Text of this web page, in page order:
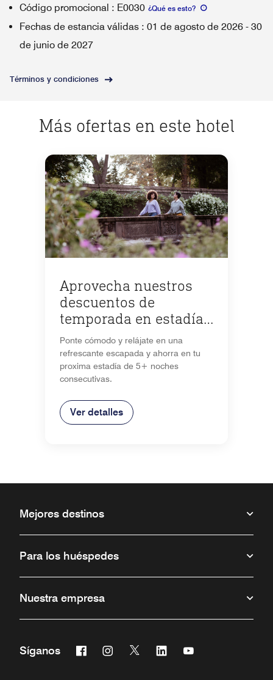
Código promocional : E0030 ¿Qué es esto?
Fechas de estancia válidas : 01 de agosto de 2026 - 30
de junio de 2027
Términos y condiciones
Más ofertas en este hotel
Aprovecha nuestros
descuentos de
temporada en estadías
de 5+ noches
Ponte cómodo y relájate en una
refrescante escapada y ahorra en tu
proxima estadía de 5+ noches
consecutivas.
Ver detalles
Mejores destinos
Para los huéspedes
Nuestra empresa
Síganos Facebook
Abre una ventana nueva
Instagram
Abre una ventana nueva
Twitter
Abre una ventana nueva
Linkedin
Abre una ventana nueva
Abre una ventana